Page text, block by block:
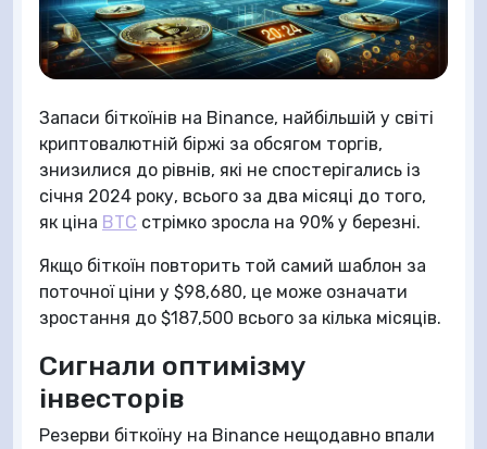
Запаси біткоїнів на Binance, найбільшій у світі
криптовалютній біржі за обсягом торгів,
знизилися до рівнів, які не спостерігались із
січня 2024 року, всього за два місяці до того,
як ціна BTC стрімко зросла на 90% у березні.
Якщо біткоїн повторить той самий шаблон за
поточної ціни у $98,680, це може означати
зростання до $187,500 всього за кілька місяців.
Сигнали оптимізму
інвесторів
Резерви біткоїну на Binance нещодавно впали